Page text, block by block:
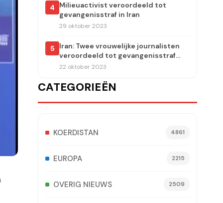
4
Milieuactivist veroordeeld tot
gevangenisstraf in Iran
29 oktober 2023
5
Iran: Twee vrouwelijke journalisten
veroordeeld tot gevangenisstraf
voor verslaggeving over de moord
22 oktober 2023
CATEGORIEËN
KOERDISTAN 4861
EUROPA 2215
OVERIG NIEUWS 2509